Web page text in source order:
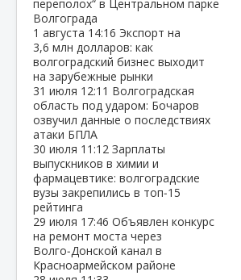
переполох“ в Центральном парке
Волгограда
1 августа 14:16 Экспорт на
3,6 млн долларов: как
волгоградский бизнес выходит
на зарубежные рынки
31 июля 12:11 Волгоградская
область под ударом: Бочаров
озвучил данные о последствиях
атаки БПЛА
30 июля 11:12 Зарплаты
выпускников в химии и
фармацевтике: волгоградские
вузы закрепились в топ‑15
рейтинга
29 июля 17:46 Объявлен конкурс
на ремонт моста через
Волго‑Донской канал в
Красноармейском районе